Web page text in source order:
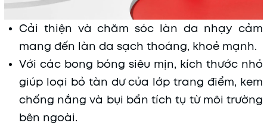
Cải thiện và chăm sóc làn da nhạy cảm
mang đến làn da sạch thoáng, khoẻ mạnh.
Với các bong bóng siêu mịn, kích thước nhỏ
giúp loại bỏ tàn dư của lớp trang điểm, kem
chống nắng và bụi bẩn tích tụ từ môi trường
bên ngoài.